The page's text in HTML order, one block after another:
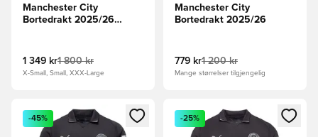
Manchester City
Bortedrakt 2025/26
1 349 kr1 800 kr
X-Small, Small, XXX-Large
Manchester City
Bortedrakt 2025/26
779 kr1 200 kr
Mange størrelser tilgjengelig
Åpner en Modal for å logge inn eller registrere deg som
-45%
Åpner en Modal for å logge
-25%